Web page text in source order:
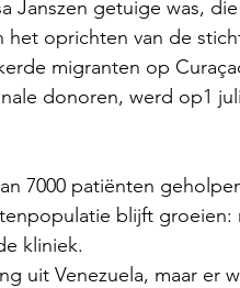
Janszen getuige was,
oprichten van de
migranten op
donoren, werd op1
7000 patiënten
blijft groeien:
kliniek.
uit Venezuela, maar er